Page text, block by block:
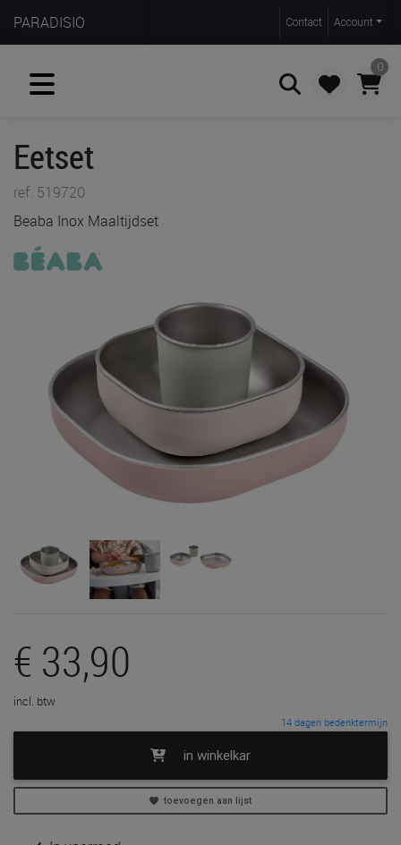
PARADISIO Contact Account
0
Eetset
ref. 519720
Beaba Inox Maaltijdset
€ 33,90
incl. btw
14 dagen bedenktermijn
in winkelkar
toevoegen aan lijst